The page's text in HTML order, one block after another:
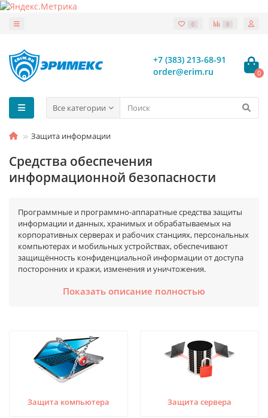
0 0
+7 (383) 213-68-91
order@erim.ru
0
Все категории
Защита информации
Средства обеспечения
информационной безопасности
Программные и программно-аппаратные средства защиты
информации и данных, хранимых и обрабатываемых на
корпоративных серверах и рабочих станциях, персональных
компьютерах и мобильных устройствах, обеспечивают
защищённость конфиденциальной информации от доступа
посторонних и кражи, изменения и уничтожения.
Наиболее востребованными на сегодняшний день являются
продукты, обеспечивающие защиту личных и
Не менее популярны и антивирусные продукты,
обеспечивающие защиту ИТ-инфраструктуры от вирусных
атак, способных нарушить работоспособность
программного обеспечения, запретить доступ к данным,
Показать описание полностью
Защита компьютера Защита сервера